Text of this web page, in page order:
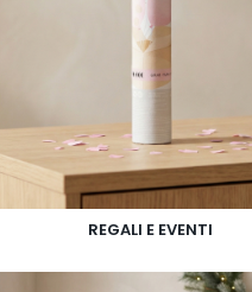
REGALI E EVENTI